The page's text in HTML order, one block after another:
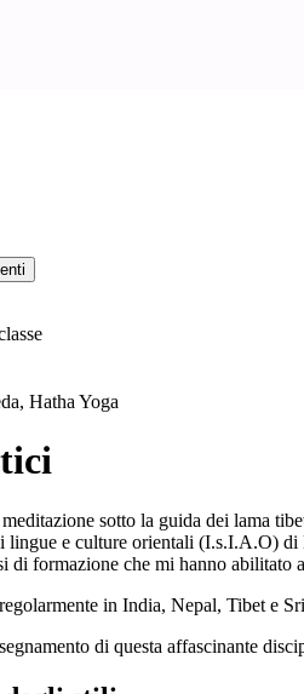
Hatha Yoga
sotto la guida dei lama
e culture orientali (I.s.I.A.O) di
di formazione che mi hanno abilitato
in India, Nepal, Tibet e
di questa affascinante